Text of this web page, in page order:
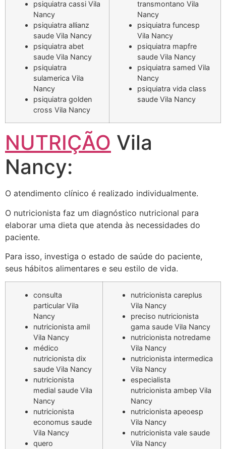
psiquiatra cassi Vila
Nancy
psiquiatra allianz
saude Vila Nancy
psiquiatra abet
saude Vila Nancy
psiquiatra
sulamerica Vila
Nancy
psiquiatra golden
cross Vila Nancy
transmontano Vila
Nancy
psiquiatra funcesp
Vila Nancy
psiquiatra mapfre
saude Vila Nancy
psiquiatra samed Vila
Nancy
psiquiatra vida class
saude Vila Nancy
NUTRIÇÃO Vila
Nancy:
O atendimento clínico é realizado individualmente.
O nutricionista faz um diagnóstico nutricional para
elaborar uma dieta que atenda às necessidades do
paciente.
Para isso, investiga o estado de saúde do paciente,
seus hábitos alimentares e seu estilo de vida.
consulta
particular Vila
Nancy
nutricionista amil
Vila Nancy
médico
nutricionista dix
saude Vila Nancy
nutricionista
medial saude Vila
Nancy
nutricionista
economus saude
Vila Nancy
quero
nutricionista careplus
Vila Nancy
preciso nutricionista
gama saude Vila Nancy
nutricionista notredame
Vila Nancy
nutricionista intermedica
Vila Nancy
especialista
nutricionista ambep Vila
Nancy
nutricionista apeoesp
Vila Nancy
nutricionista vale saude
Vila Nancy